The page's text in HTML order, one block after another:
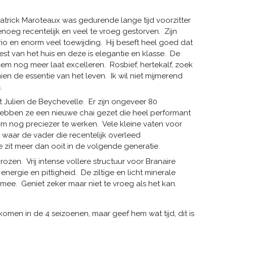
Maroteaux was gedurende lange tijd voorzitter
recentelijk en veel te vroeg gestorven. Zijn
en enorm veel toewijding. Hij beseft heel goed dat
van het huis en deze is elegantie en klasse. De
nog meer laat excelleren. Rosbief, hertekalf, zoek
de essentie van het leven. Ik wil niet mijmerend
de Beychevelle. Er zijn ongeveer 80
ze een nieuwe chai gezet die heel performant
nog preciezer te werken. Vele kleine vaten voor
de vader die recentelijk overleed
meer dan ooit in de volgende generatie.
Vrij intense vollere structuur voor Branaire
en pittigheid. De ziltige en licht minerale
Geniet zeker maar niet te vroeg als het kan.
in de 4 seizoenen, maar geef hem wat tijd, dit is